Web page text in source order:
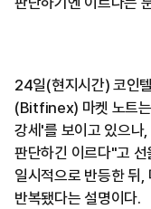
24일(현지시간) 코인
(Bitfinex) 마켓 노트는
강세'를 보이고 있으나
판단하긴 이르다"고 선
일시적으로 반등한 뒤,
반복됐다는 설명이다.